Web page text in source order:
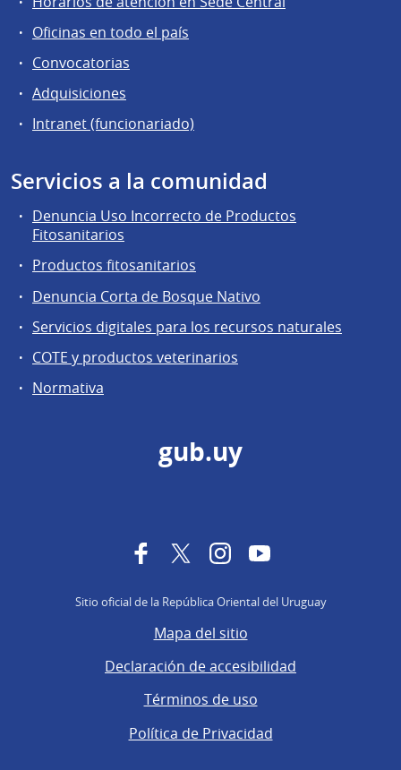
Oficinas en todo el país
Convocatorias
Adquisiciones
Intranet (funcionariado)
Servicios a la comunidad
Denuncia Uso Incorrecto de Productos
Fitosanitarios
Productos fitosanitarios
Denuncia Corta de Bosque Nativo
Servicios digitales para los recursos naturales
COTE y productos veterinarios
Normativa
gub.uy
FacebookTwitterInstagramYouTube
Sitio oficial de la República Oriental del Uruguay
Mapa del sitio
Declaración de accesibilidad
Términos de uso
Política de Privacidad